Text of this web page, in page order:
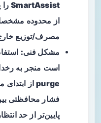
SmartAssist
از محدوده
مصرف/توزیع
مشکل فنی:
است منجر به
purgeاز ابتدای
فشار محافظتی
پایین‌تر از حد